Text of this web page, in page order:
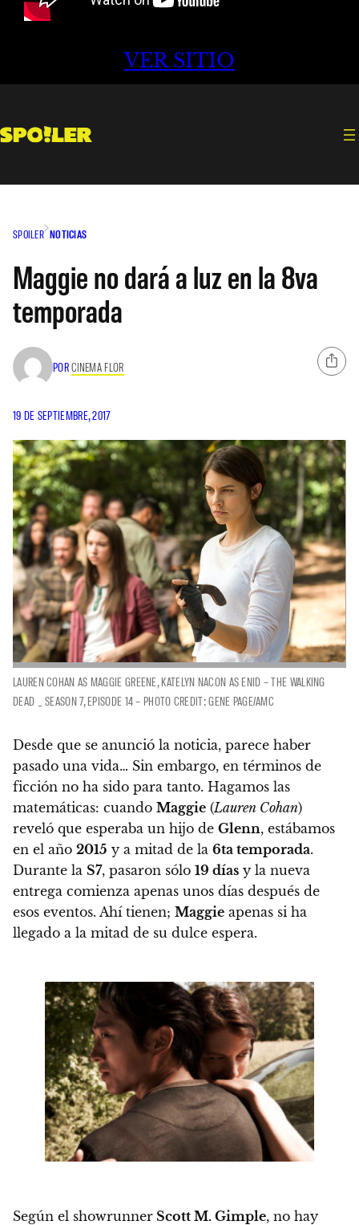
VER SITIO
SPOILER NOTICIAS
Maggie no dará a luz en la 8va
temporada
PORCINEMA FLOR
19 DE SEPTIEMBRE, 2017
LAUREN COHAN AS MAGGIE GREENE, KATELYN NACON AS ENID – THE WALKING
DEAD _ SEASON 7, EPISODE 14 – PHOTO CREDIT: GENE PAGE/AMC
Desde que se anunció la noticia, parece haber
pasado una vida… Sin embargo, en términos de
ficción no ha sido para tanto. Hagamos las
matemáticas: cuando Maggie (Lauren Cohan)
reveló que esperaba un hijo de Glenn, estábamos
en el año 2015 y a mitad de la 6ta temporada.
Durante la S7, pasaron sólo 19 días y la nueva
entrega comienza apenas unos días después de
esos eventos. Ahí tienen; Maggie apenas si ha
llegado a la mitad de su dulce espera.
Según el showrunner Scott M. Gimple, no hay